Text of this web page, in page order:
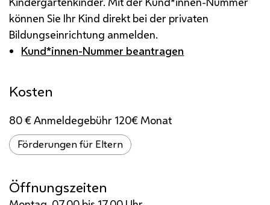
können Sie Ihr Kind direkt bei der privaten
Bildungseinrichtung anmelden.
Kund*innen-Nummer beantragen
Kosten
80 € Anmeldegebühr 120€ Monat
Förderungen für Eltern
Öffnungszeiten